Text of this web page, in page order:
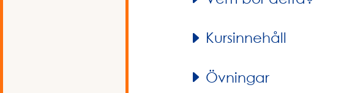
Kursinnehåll
Övningar